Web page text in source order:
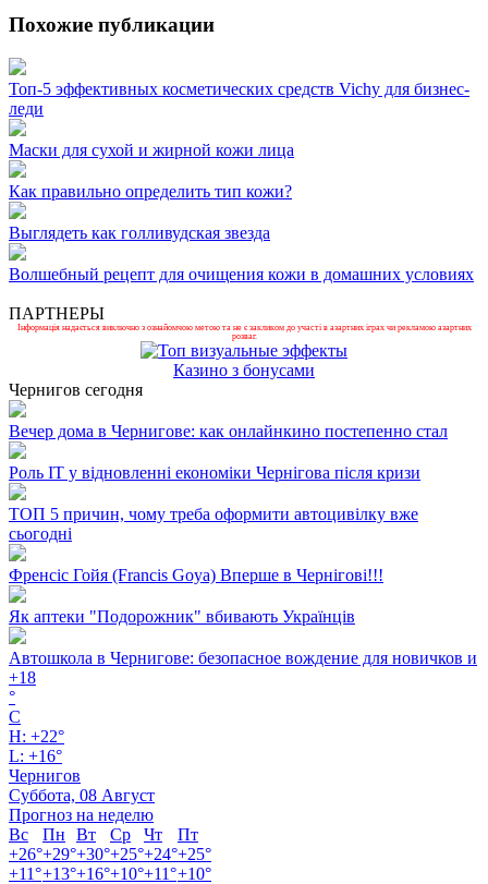
Похожие публикации
Топ-5 эффективных косметических средств Vichy для бизнес-
леди
Маски для сухой и жирной кожи лица
Как правильно определить тип кожи?
Выглядеть как голливудская звезда
Волшебный рецепт для очищения кожи в домашних условиях
ПАРТНЕРЫ
Інформація надається виключно з ознайомчою метою та не є закликом до участі в азартних іграх чи рекламою азартних
розваг.
Казино з бонусами
Чернигов сегодня
Вечер дома в Чернигове: как онлайнкино постепенно стал
Роль ІТ у відновленні економіки Чернігова після кризи
ТОП 5 причин, чому треба оформити автоцивілку вже
сьогодні
Френсіс Гойя (Francis Goya) Вперше в Чернігові!!!
Як аптеки "Подорожник" вбивають Українців
Автошкола в Чернигове: безопасное вождение для новичков и
+18
°
C
H: +22°
L: +16°
Чернигов
Суббота, 08 Август
Прогноз на неделю
Вс
Пн Вт Ср Чт
Пт
+26°+29°+30°+25°+24°+25°
+11°+13°+16°+10°+11°+10°